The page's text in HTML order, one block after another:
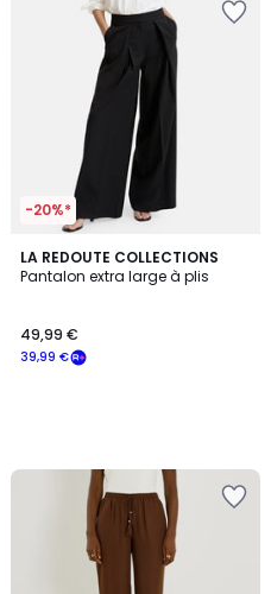
-20%*
LA REDOUTE COLLECTIONS
Pantalon extra large à plis
39,99 €
49,99 €